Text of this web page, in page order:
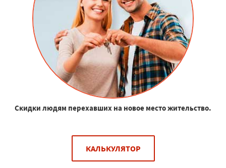
Скидки людям перехавших на новое место жительство.
КАЛЬКУЛЯТОР